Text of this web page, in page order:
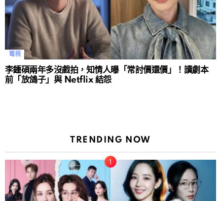
電視
李鍾碩兩年多沒戲拍，知情人曝「常討價還價」！讀劇本
前「放鴿子」與 Netflix 結怨
TRENDING NOW